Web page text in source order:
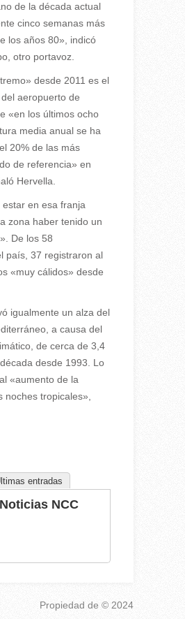
de la década actual
cinco semanas más
los años 80», indicó
otro portavoz.
desde 2011 es el
aeropuerto de
«en los últimos ocho
media anual se ha
20% de las más
de referencia» en
Hervella.
estar en esa franja
zona haber tenido un
De los 58
país, 37 registraron al
«muy cálidos» desde
igualmente un alza del
a causa del
de cerca de 3,4
desde 1993. Lo
«aumento de la
noches tropicales»,
entradas
Noticias NCC
Propiedad de © 2024